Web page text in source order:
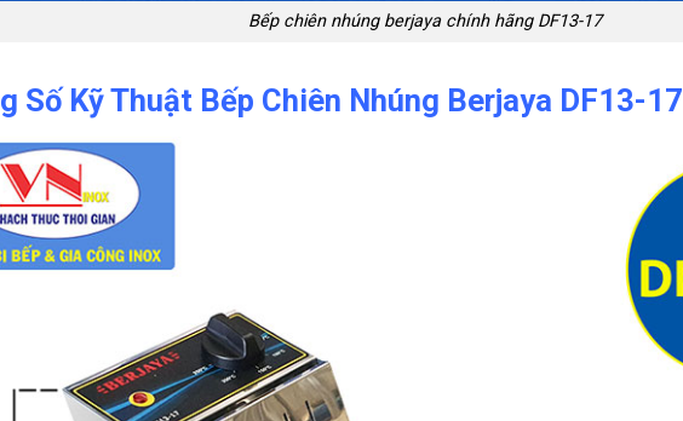
Bếp chiên nhúng berjaya chính hãng DF13-17
Số Kỹ Thuật Bếp Chiên Nhúng Berjaya DF13-17